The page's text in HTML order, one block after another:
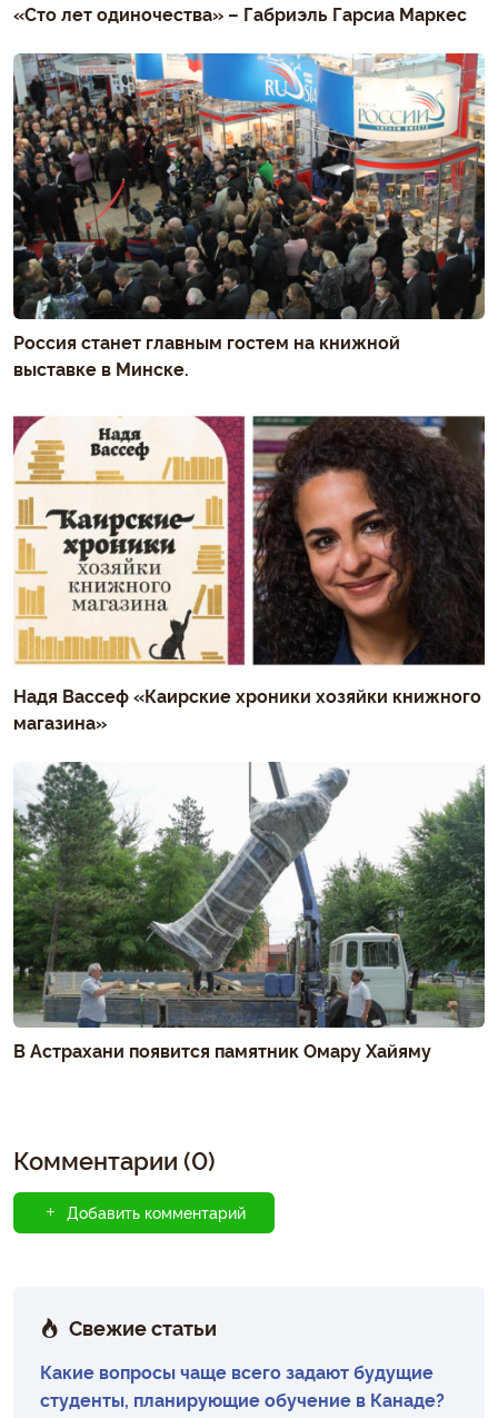
«Сто лет одиночества» – Габриэль Гарсиа Маркес
Россия станет главным гостем на книжной
выставке в Минске.
Надя Вассеф «Каирские хроники хозяйки книжного
магазина»
В Астрахани появится памятник Омару Хайяму
Комментарии (0)
Добавить комментарий
Свежие статьи
Какие вопросы чаще всего задают будущие
студенты, планирующие обучение в Канаде?